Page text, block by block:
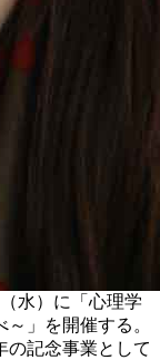
水）に「心理学
」を開催する。
の記念事業として